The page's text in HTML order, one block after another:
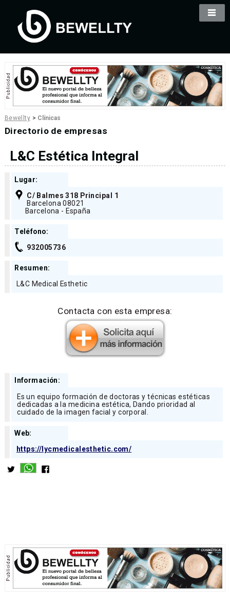
Bewellty > Clínicas
Directorio de empresas
L&C Estética Integral
Lugar:
C/ Balmes 318 Principal 1
Barcelona 08021
Barcelona - España
Teléfono:
932005736
Resumen:
L&C Medical Esthetic
Contacta con esta empresa:
Información:
Es un equipo formación de doctoras y técnicas estéticas
dedicadas a la medicina estética, Dando prioridad al
cuidado de la imagen facial y corporal.
Web:
https://lycmedicalesthetic.com/